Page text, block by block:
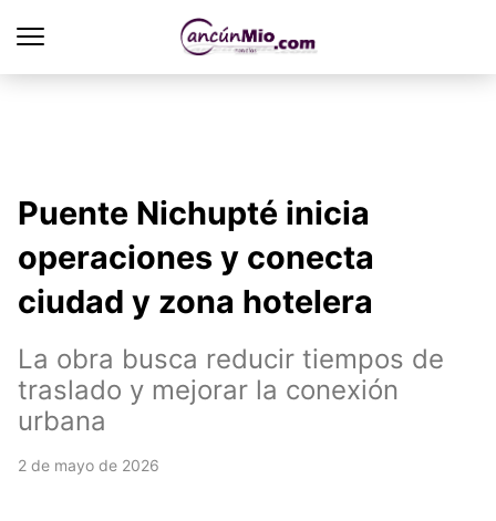
Puente Nichupté inicia
operaciones y conecta
ciudad y zona hotelera
La obra busca reducir tiempos de
traslado y mejorar la conexión
urbana
2 de mayo de 2026